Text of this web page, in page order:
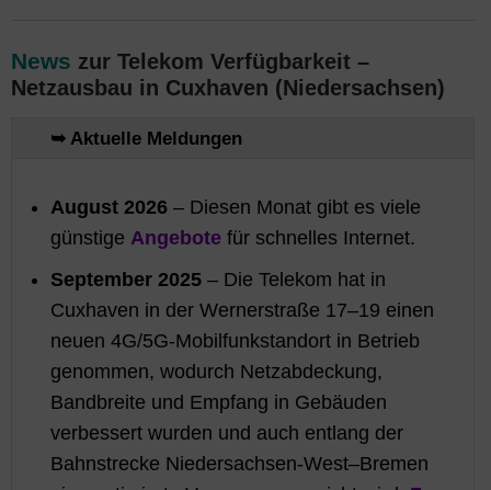
News zur Telekom Verfügbarkeit –
Netzausbau in Cuxhaven (Niedersachsen)
➥ Aktuelle Meldungen
August 2026 – Diesen Monat gibt es viele
günstige Angebote für schnelles Internet.
September 2025 – Die Telekom hat in
Cuxhaven in der Wernerstraße 17–19 einen
neuen 4G/5G-Mobilfunkstandort in Betrieb
genommen, wodurch Netzabdeckung,
Bandbreite und Empfang in Gebäuden
verbessert wurden und auch entlang der
Bahnstrecke Niedersachsen-West–Bremen